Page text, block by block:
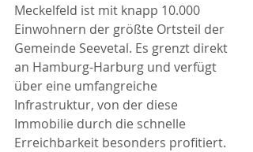
Meckelfeld ist mit knapp 10.000
Einwohnern der größte Ortsteil der
Gemeinde Seevetal. Es grenzt direkt
an Hamburg-Harburg und verfügt
über eine umfangreiche
Infrastruktur, von der diese
Immobilie durch die schnelle
Erreichbarkeit besonders profitiert.